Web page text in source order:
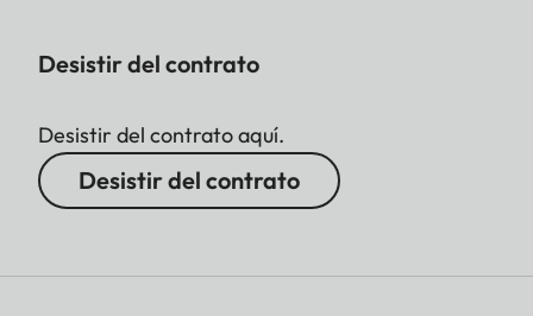
Desistir del contrato
Desistir del contrato aquí.
Desistir del contrato